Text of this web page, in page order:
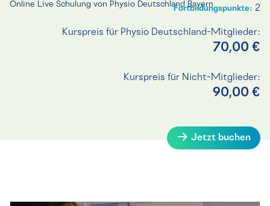
Online Live Schulung von Physio Deutschland Bayern
Fortbildungspunkte: 2
Kurspreis für Physio Deutschland-Mitglieder:
70,00 €
Kurspreis für Nicht-Mitglieder:
90,00 €
Jetzt buchen